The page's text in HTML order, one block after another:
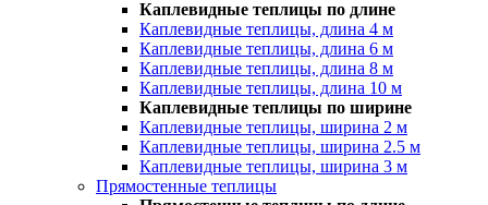
Каплевидные теплицы по длине
Каплевидные теплицы, длина 4 м
Каплевидные теплицы, длина 6 м
Каплевидные теплицы, длина 8 м
Каплевидные теплицы, длина 10 м
Каплевидные теплицы по ширине
Каплевидные теплицы, ширина 2 м
Каплевидные теплицы, ширина 2.5 м
Каплевидные теплицы, ширина 3 м
Прямостенные теплицы